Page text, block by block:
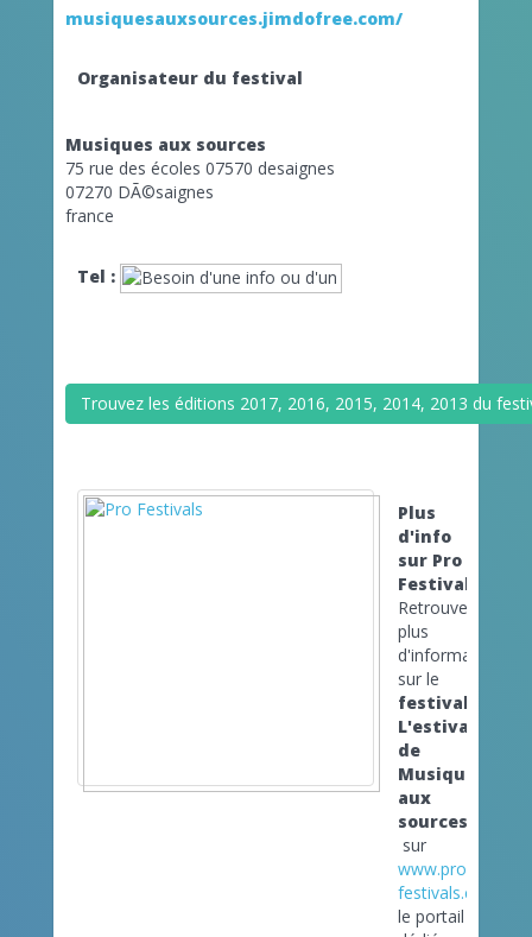
musiquesauxsources.jimdofree.com/
Organisateur du festival
Musiques aux sources
75 rue des écoles 07570 desaignes
07270 DÃ©saignes
france
Tel :
Trouvez les éditions 2017, 2016, 2015, 2014, 2013 du
Plus
d'info
sur Pro
Festivals
Retrouvez
plus
d'informations
sur le
festival
L'estivale
de
Musiques
aux
sources
sur
www.pro-
festivals.com
le portail